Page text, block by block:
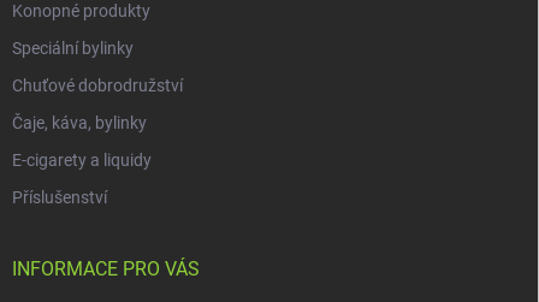
Konopné produkty
Speciální bylinky
Chuťové dobrodružství
Čaje, káva, bylinky
E-cigarety a liquidy
Příslušenství
INFORMACE PRO VÁS